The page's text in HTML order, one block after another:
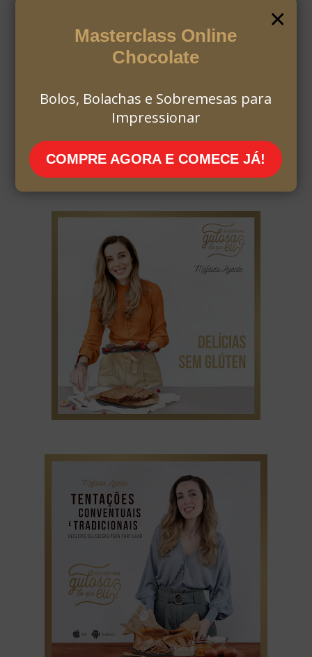
×
Masterclass Online
Chocolate
Bolos, Bolachas e Sobremesas para
Impressionar
COMPRE AGORA E COMECE JÁ!